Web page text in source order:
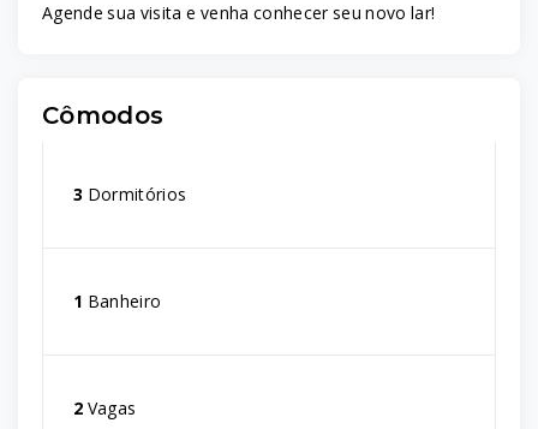
Agende sua visita e venha conhecer seu novo lar!
Cômodos
3 Dormitórios
1 Banheiro
2 Vagas